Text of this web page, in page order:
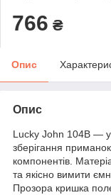
766 ₴
Опис
Опис
Lucky John 104В —
зберігання
компонентів.
та якісно вимити
Прозора кришка